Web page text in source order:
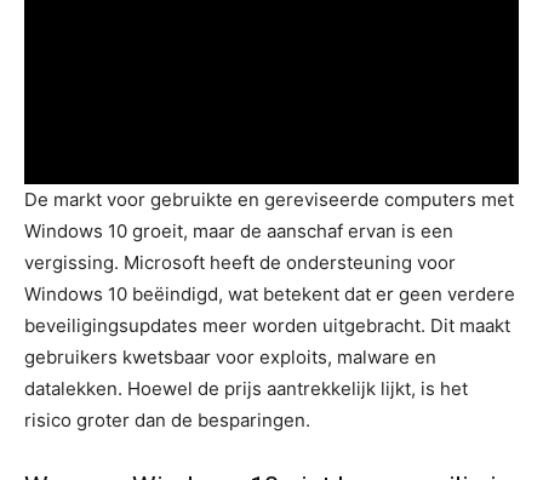
De markt voor gebruikte en gereviseerde computers met
Windows 10 groeit, maar de aanschaf ervan is een
vergissing. Microsoft heeft de ondersteuning voor
Windows 10 beëindigd, wat betekent dat er geen verdere
beveiligingsupdates meer worden uitgebracht. Dit maakt
gebruikers kwetsbaar voor exploits, malware en
datalekken. Hoewel de prijs aantrekkelijk lijkt, is het
risico groter dan de besparingen.